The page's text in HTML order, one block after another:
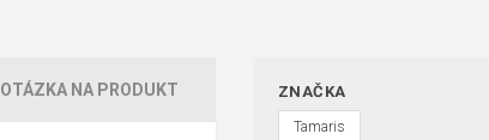
OTÁZKA NA PRODUKT ZNAČKA
Tamaris